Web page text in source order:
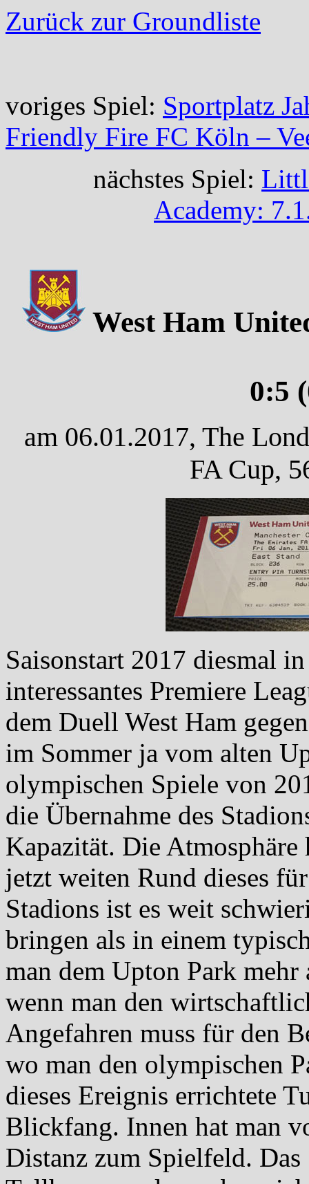
Zurück zur Groundliste
voriges Spiel: Sportplatz
Friendly Fire FC Köln –
nächstes Spiel:
Academy:
West Ham
0:5
am 06.01.2017, The
FA Cup,
Saisonstart 2017 diesmal
interessantes Premiere
dem Duell West Ham
im Sommer ja vom alten
olympischen Spiele von
die Übernahme des
Kapazität. Die
jetzt weiten Rund dieses
Stadions ist es weit
bringen als in einem
man dem Upton Park mehr
wenn man den
Angefahren muss für den
wo man den olympischen
dieses Ereignis errichtete
Blickfang. Innen hat man
Distanz zum Spielfeld.